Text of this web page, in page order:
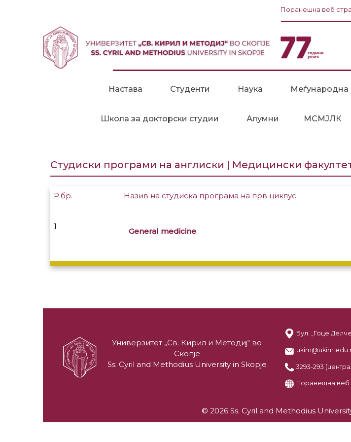
Поранешна веб
Настава Студенти Наука Меѓународна
Школа за докторски студии Алумни МСМЈЛК
Студиски програми на англиски | Медицински
Р.бр. Назив на студиска програма на прв циклус
1
General medicine
Универзитет „Св. Кирил и Методиј“ во
Скопје
Ss. Cyril and Methodius University in Skopje
Бул. „Гоце
3293-293
Поранешна веб
© 2026 Ss. Cyril and Methodius